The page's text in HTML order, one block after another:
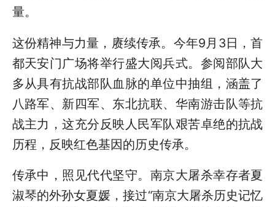
量。
这份精神与力量，赓续传承。今年9月3日，首
都天安门广场将举行盛大阅兵式。参阅部队大
多从具有抗战部队血脉的单位中抽组，涵盖了
八路军、新四军、东北抗联、华南游击队等抗
战主力，这充分反映人民军队艰苦卓绝的抗战
历程，反映红色基因的历史传承。
传承中，照见代代坚守。南京大屠杀幸存者夏
淑琴的外孙女夏媛，接过“南京大屠杀历史记忆